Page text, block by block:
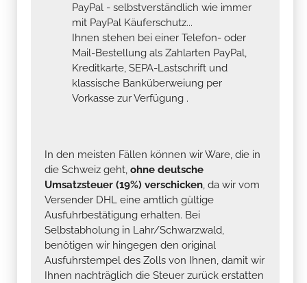
PayPal - selbstverständlich wie immer
mit PayPal Käuferschutz...
Ihnen stehen bei einer Telefon- oder
Mail-Bestellung als Zahlarten PayPal,
Kreditkarte, SEPA-Lastschrift und
klassische Banküberweiung per
Vorkasse zur Verfügung .
In den meisten Fällen können wir Ware, die in
die Schweiz geht, ohne deutsche
Umsatzsteuer (19%) verschicken, da wir vom
Versender DHL eine amtlich gültige
Ausfuhrbestätigung erhalten. Bei
Selbstabholung in Lahr/Schwarzwald,
benötigen wir hingegen den original
Ausfuhrstempel des Zolls von Ihnen, damit wir
Ihnen nachträglich die Steuer zurück erstatten